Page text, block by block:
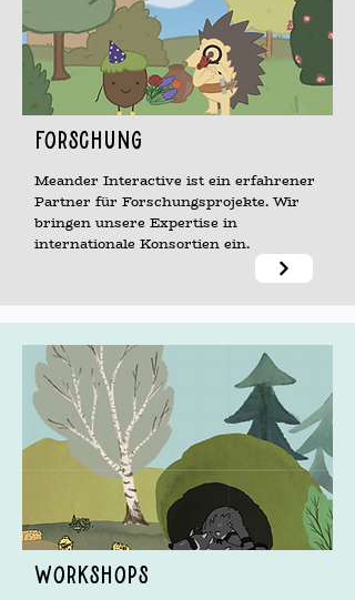
Forschung
Meander Interactive ist ein erfahrener
Partner für Forschungsprojekte. Wir
bringen unsere Expertise in
internationale Konsortien ein.​
Workshops